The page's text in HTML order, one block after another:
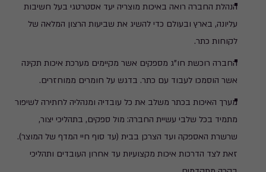
הנהלת החברה רואה באיכות מוצריה יעד אסטרטגי בעל חשיבות
עליונה, בארץ ובעולם כדי להשיג את שביעות הרצון המלאה של
לקוחות כתר.
החברה רוכשת חו"ג מספקים אשר מקיימים מערכת איכות תקינה
אשר הוסמכו לעבוד עם כתר. בדגש על חומרים ממוחזרים.
מערך האיכות בכתר משלב את כל עובדיה ומנהליה לחתירה לשיפור
מתמיד בכל שלבי עשיית החברה: מול ספקים, בתהליכי יצור,
שרשרת האספקה ועד הצרכן בבית (עד סוף חיי המדף של המוצר).
זאת לצד הדרכות איכות מקצועיות עד אחרון העובדים ותהליכי